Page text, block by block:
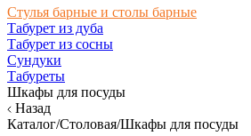
Стулья барные и столы барные
Табурет из дуба
Табурет из сосны
Сундуки
Табуреты
Шкафы для посуды
Назад
Каталог/Столовая/Шкафы для посуды